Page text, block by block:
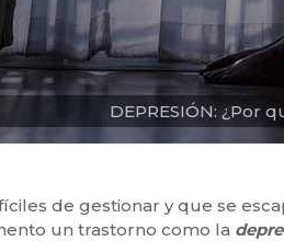
DEPRESIÓN: ¿Por
de gestionar y que se
un trastorno como la